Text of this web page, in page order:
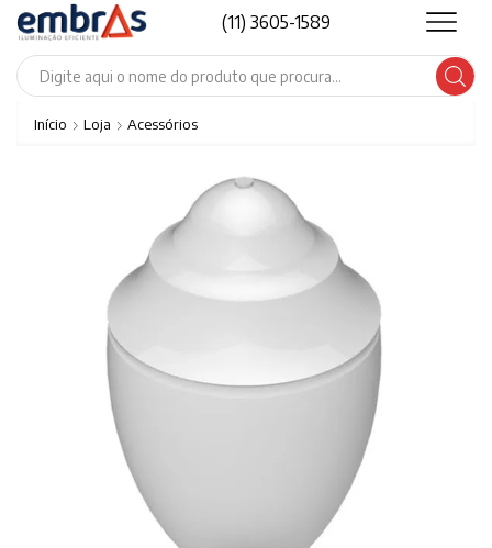
(11) 3605-1589
Search
Início Loja Acessórios